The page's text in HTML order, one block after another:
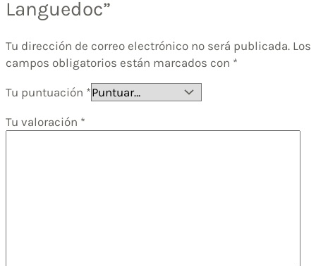
Languedoc”
Tu dirección de correo electrónico no será publicada. Los
campos obligatorios están marcados con *
Tu puntuación *
Tu valoración *